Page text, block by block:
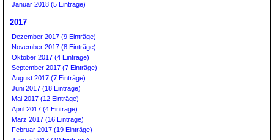
Januar 2018 (5 Einträge)
2017
Dezember 2017 (9 Einträge)
November 2017 (8 Einträge)
Oktober 2017 (4 Einträge)
September 2017 (7 Einträge)
August 2017 (7 Einträge)
Juni 2017 (18 Einträge)
Mai 2017 (12 Einträge)
April 2017 (4 Einträge)
März 2017 (16 Einträge)
Februar 2017 (19 Einträge)